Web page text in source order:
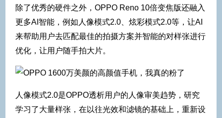
除了优秀的硬件之外，OPPO Reno 10倍变焦版还融入
更多AI智能，例如人像模式2.0、炫彩模式2.0等，让AI
来帮助用户去匹配最佳的拍摄方案并智能的对样张进行
优化，让用户随手拍大片。
人像模式2.0是OPPO透析用户的人像审美趋势，研究
学习了大量样张，在以往光效和滤镜的基础上，重新设